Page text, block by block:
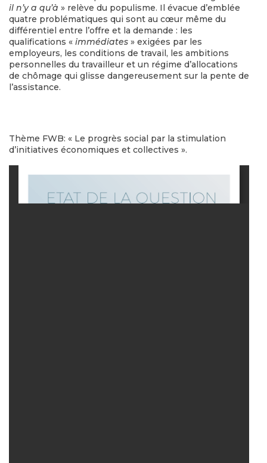
il n’y a qu’à » relève du populisme. Il évacue d’emblée
quatre problématiques qui sont au cœur même du
différentiel entre l’offre et la demande : les
qualifications « immédiates » exigées par les
employeurs, les conditions de travail, les ambitions
personnelles du travailleur et un régime d’allocations
de chômage qui glisse dangereusement sur la pente de
l’assistance.
Thème FWB: « Le progrès social par la stimulation
d’initiatives économiques et collectives ».